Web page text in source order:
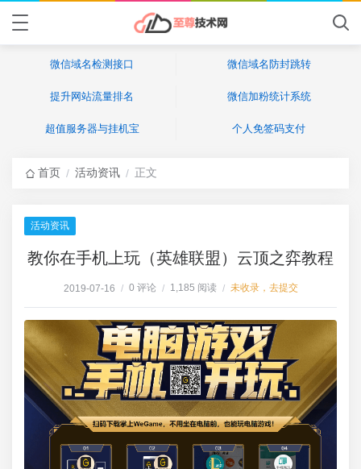
微信域名检测接口 微信域名防封跳转
提升网站流量排名 微信加粉统计系统
超值服务器与挂机宝 个人免签码支付
首页 / 活动资讯 / 正文
活动资讯
教你在手机上玩（英雄联盟）云顶之弈教程
2019-07-16 / 0 评论 / 1,185 阅读 / 未收录，去提交